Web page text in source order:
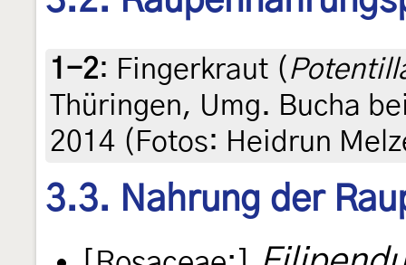
1-2: Fingerkraut (
Thüringen, Umg. Bucha
2014 (Fotos: Heidrun
3.3. Nahrung der